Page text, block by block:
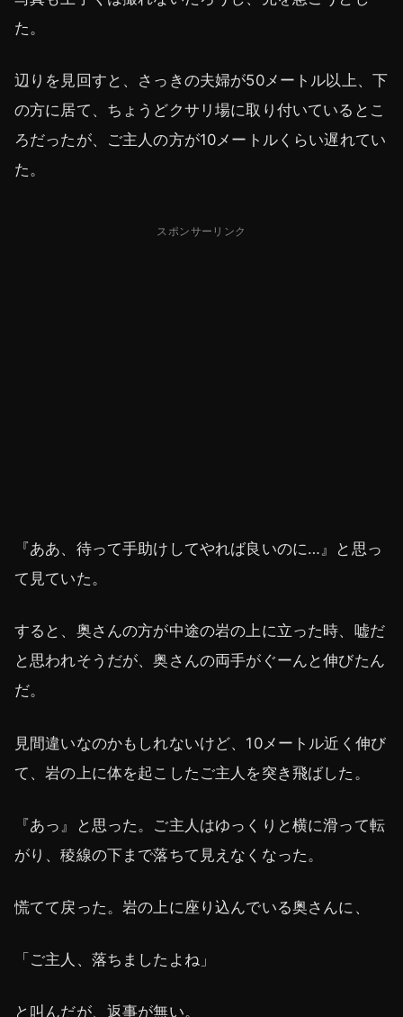
た。
辺りを見回すと、さっきの夫婦が50メートル以上、下
の方に居て、ちょうどクサリ場に取り付いているとこ
ろだったが、ご主人の方が10メートルくらい遅れてい
た。
スポンサーリンク
『ああ、待って手助けしてやれば良いのに…』と思っ
て見ていた。
すると、奥さんの方が中途の岩の上に立った時、嘘だ
と思われそうだが、奥さんの両手がぐーんと伸びたん
だ。
見間違いなのかもしれないけど、10メートル近く伸び
て、岩の上に体を起こしたご主人を突き飛ばした。
『あっ』と思った。ご主人はゆっくりと横に滑って転
がり、稜線の下まで落ちて見えなくなった。
慌てて戻った。岩の上に座り込んでいる奥さんに、
「ご主人、落ちましたよね」
と叫んだが、返事が無い。